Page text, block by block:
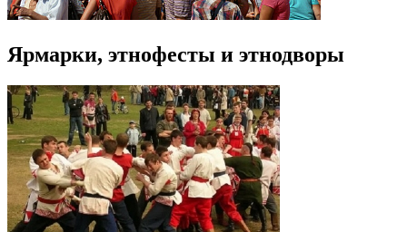
Ярмарки, этнофесты и этнодворы